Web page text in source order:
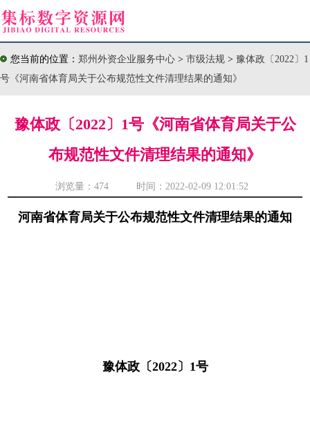
您当前的位置： 郑州外资企业服务中心 > 市级法规 > 豫体政〔2022〕1
号《河南省体育局关于公布规范性文件清理结果的通知》
豫体政〔2022〕1号《河南省体育局关于公
布规范性文件清理结果的通知》
浏览量： 474 时间：2022-02-09 12:01:52
河南省体育局关于公布规范性文件清理结果的通知
豫体政〔2022〕1号